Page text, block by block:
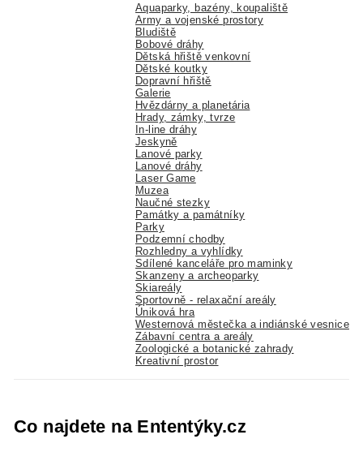
Aquaparky, bazény, koupaliště
Army a vojenské prostory
Bludiště
Bobové dráhy
Dětská hřiště venkovní
Dětské koutky
Dopravní hřiště
Galerie
Hvězdárny a planetária
Hrady, zámky, tvrze
In-line dráhy
Jeskyně
Lanové parky
Lanové dráhy
Laser Game
Muzea
Naučné stezky
Památky a památníky
Parky
Podzemní chodby
Rozhledny a vyhlídky
Sdílené kanceláře pro maminky
Skanzeny a archeoparky
Skiareály
Sportovně - relaxační areály
Úniková hra
Westernová městečka a indiánské vesnice
Zábavní centra a areály
Zoologické a botanické zahrady
Kreativní prostor
Co najdete na Ententýky.cz